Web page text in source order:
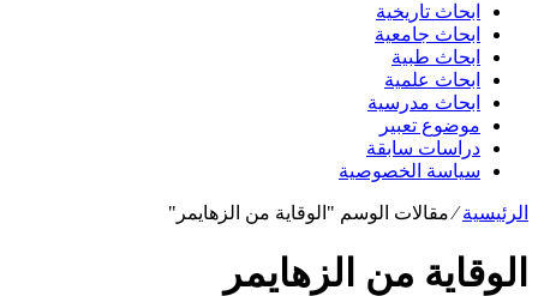
ابحاث تاريخية
ابحاث جامعية
ابحاث طبية
ابحاث علمية
ابحاث مدرسية
موضوع تعبير
دراسات سابقة
سياسة الخصوصية
الرئيسية⁄مقالات الوسم "الوقاية من الزهايمر"
الوقاية من الزهايمر